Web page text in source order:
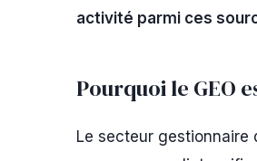
activité parmi ces
Pourquoi le GEO
Le secteur gestionnaire